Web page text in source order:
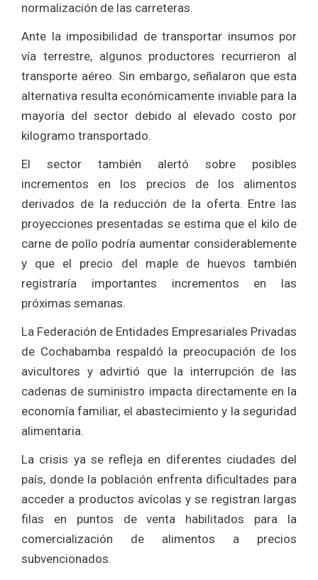
normalización de las carreteras.
Ante la imposibilidad de transportar insumos por
vía terrestre, algunos productores recurrieron al
transporte aéreo. Sin embargo, señalaron que esta
alternativa resulta económicamente inviable para la
mayoría del sector debido al elevado costo por
kilogramo transportado.
El sector también alertó sobre posibles
incrementos en los precios de los alimentos
derivados de la reducción de la oferta. Entre las
proyecciones presentadas se estima que el kilo de
carne de pollo podría aumentar considerablemente
y que el precio del maple de huevos también
registraría importantes incrementos en las
próximas semanas.
La Federación de Entidades Empresariales Privadas
de Cochabamba respaldó la preocupación de los
avicultores y advirtió que la interrupción de las
cadenas de suministro impacta directamente en la
economía familiar, el abastecimiento y la seguridad
alimentaria.
La crisis ya se refleja en diferentes ciudades del
país, donde la población enfrenta dificultades para
acceder a productos avícolas y se registran largas
filas en puntos de venta habilitados para la
comercialización de alimentos a precios
subvencionados.